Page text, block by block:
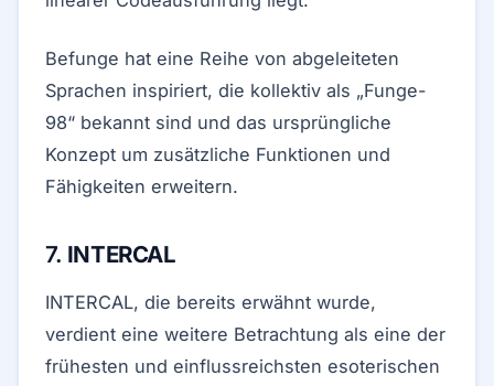
Befunge hat eine Reihe von abgeleiteten
Sprachen inspiriert, die kollektiv als „Funge-
98“ bekannt sind und das ursprüngliche
Konzept um zusätzliche Funktionen und
Fähigkeiten erweitern.
7. INTERCAL
INTERCAL, die bereits erwähnt wurde,
verdient eine weitere Betrachtung als eine der
frühesten und einflussreichsten esoterischen